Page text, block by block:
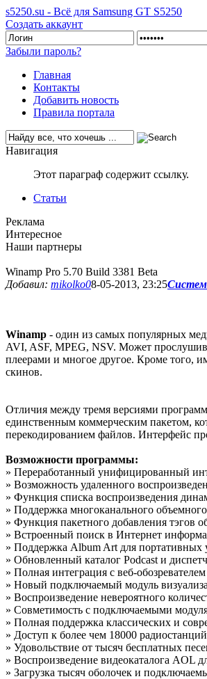
s5250.su - Всё для Samsung GT S5250
Создать аккаунт
Забыли пароль?
Главная
Контакты
Добавить новость
Правила портала
Навигация
Этот параграф содержит ссылку.
Статьи
Реклама
Интересное
Наши партнеры
Winamp Pro 5.70 Build 3381 Beta
Добавил: mikolko08-05-2013, 23:25
Winamp - один из самых популярных
AVI, ASF, MPEG, NSV. Может
плеерами и многое другое. Кроме того,
скинов.
Отличия между тремя версиями
единственным коммерческим пакетом,
перекодированием файлов. Интерфейс
Возможности программы:
» Переработанный унифицированный
» Возможность удаленного
» Функция списка воспроизведения
» Поддержка многоканального
» Функция пакетного добавления тэгов
» Встроенный поиск в Интернет
» Поддержка Album Art для портативных
» Обновленный каталог Podcast и
» Полная интеграция с веб-
» Новый подключаемый модуль
» Воспроизведение невероятного
» Совметимость с подключаемыми
» Полная поддержка классических и
» Доступ к более чем 18000
» Удовольствие от тысяч бесплатных
» Воспроизведение видеокаталога AOL
» Загрузка тысяч оболочек и